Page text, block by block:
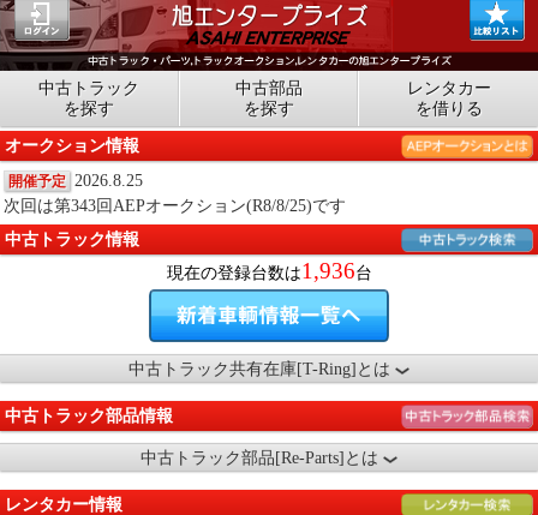
中古トラック
を探す
中古部品
を探す
レンタカー
を借りる
オークション情報
開催予定
2026.8.25
次回は第343回AEPオークション(R8/8/25)です
中古トラック情報
現在の登録台数は1,936台
中古トラック共有在庫[T-Ring]とは
中古トラック部品情報
中古トラック部品[Re-Parts]とは
レンタカー情報